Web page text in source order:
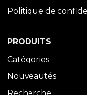
Politique de
PRODUITS
Catégories
Nouveautés
Recherche